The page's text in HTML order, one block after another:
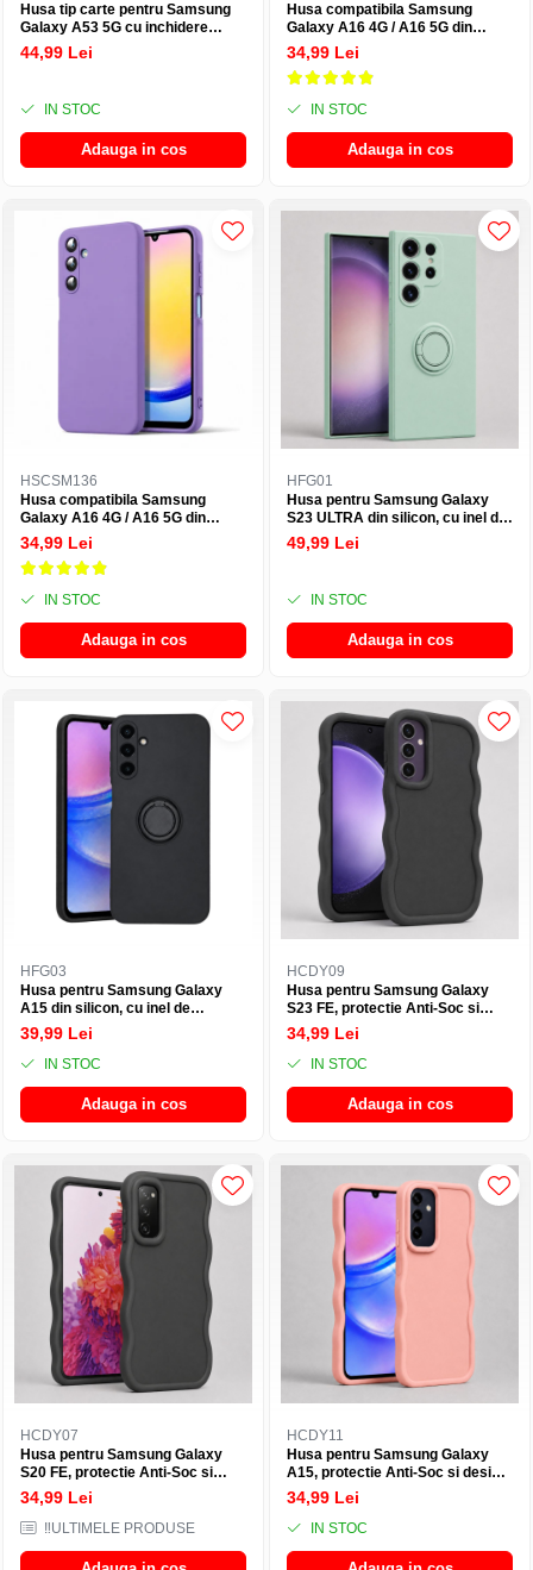
Husa tip carte pentru Samsung
Galaxy A53 5G cu inchidere
magnetica, Rezistenta la socuri,
Functie de suport, Protectie
44,99 Lei
IN STOC
Adauga in cos
Husa compatibila Samsung
Galaxy A16 4G / A16 5G din
silicon catifelat cu interior din
microfibra si protectie la camere
- Roz
34,99 Lei
IN STOC
Adauga in cos
HSCSM136
Husa compatibila Samsung
Galaxy A16 4G / A16 5G din
silicon catifelat cu interior din
microfibra si protectie la camere
- Mov
34,99 Lei
IN STOC
Adauga in cos
HFG01
Husa pentru Samsung Galaxy
S23 ULTRA din silicon, cu inel de
prindere, protectie la camere si
interior cu microfibra - Verde
49,99 Lei
IN STOC
Adauga in cos
HFG03
Husa pentru Samsung Galaxy
A15 din silicon, cu inel de
prindere, protectie la camere si
interior cu microfibra - Negru
39,99 Lei
IN STOC
Adauga in cos
HCDY09
Husa pentru Samsung Galaxy
S23 FE, protectie Anti-Soc si
design ondulat Candy - Negru
34,99 Lei
IN STOC
Adauga in cos
HCDY07
Husa pentru Samsung Galaxy
S20 FE, protectie Anti-Soc si
design ondulat Candy - Negru
34,99 Lei
‼️ULTIMELE PRODUSE
HCDY11
Husa pentru Samsung Galaxy
A15, protectie Anti-Soc si design
ondulat Candy - Roz
34,99 Lei
IN STOC